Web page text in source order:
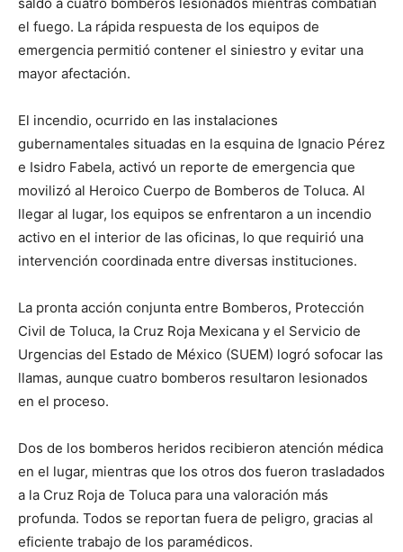
saldo a cuatro bomberos lesionados mientras combatían
el fuego. La rápida respuesta de los equipos de
emergencia permitió contener el siniestro y evitar una
mayor afectación.
El incendio, ocurrido en las instalaciones
gubernamentales situadas en la esquina de Ignacio Pérez
e Isidro Fabela, activó un reporte de emergencia que
movilizó al Heroico Cuerpo de Bomberos de Toluca. Al
llegar al lugar, los equipos se enfrentaron a un incendio
activo en el interior de las oficinas, lo que requirió una
intervención coordinada entre diversas instituciones.
La pronta acción conjunta entre Bomberos, Protección
Civil de Toluca, la Cruz Roja Mexicana y el Servicio de
Urgencias del Estado de México (SUEM) logró sofocar las
llamas, aunque cuatro bomberos resultaron lesionados
en el proceso.
Dos de los bomberos heridos recibieron atención médica
en el lugar, mientras que los otros dos fueron trasladados
a la Cruz Roja de Toluca para una valoración más
profunda. Todos se reportan fuera de peligro, gracias al
eficiente trabajo de los paramédicos.